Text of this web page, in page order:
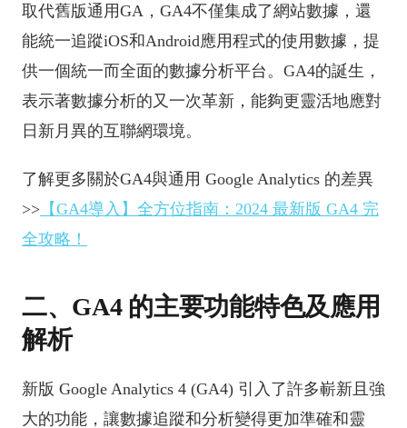
取代舊版通用GA，GA4不僅集成了網站數據，還
能統一追蹤iOS和Android應用程式的使用數據，提
供一個統一而全面的數據分析平台。GA4的誕生，
表示著數據分析的又一次革新，能夠更靈活地應對
日新月異的互聯網環境。
了解更多關於GA4與通用 Google Analytics 的差異
>> 【GA4導入】全方位指南：2024 最新版 GA4 完
全攻略！
二、GA4 的主要功能特色及應用
解析
新版 Google Analytics 4 (GA4) 引入了許多嶄新且強
大的功能，讓數據追蹤和分析變得更加準確和靈